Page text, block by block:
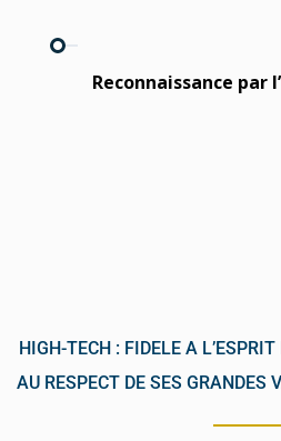
Reconnaissance par
HIGH-TECH : FIDELE A
AU RESPECT DE SES GRANDES